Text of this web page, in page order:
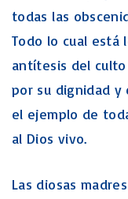
todas las
Todo lo cual está
antítesis del
por su dignidad y
el ejemplo de
al Dios vivo.
Las diosas